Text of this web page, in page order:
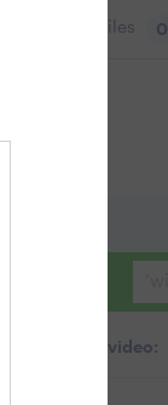
Files 0
in foto & video: